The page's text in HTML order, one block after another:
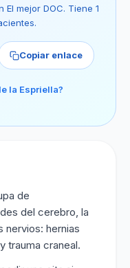
mejor DOC. Tiene 1
Copiar enlace
la Espriella?
de
del cerebro, la
nervios: hernias
trauma craneal.